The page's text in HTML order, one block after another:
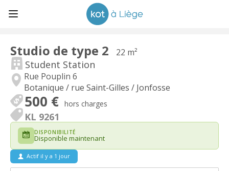
Studio de type 2 22 m²
Student Station
Rue Pouplin 6
Botanique / rue Saint-Gilles / Jonfosse
500 € hors charges
KL 9261
DISPONIBILITÉ
Disponible maintenant
Actif il y a 1 jour